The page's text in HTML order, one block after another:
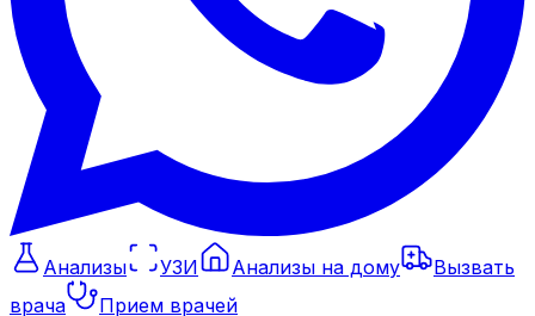
Анализы УЗИ Анализы на дому
Вызвать
врача
Прием врачей